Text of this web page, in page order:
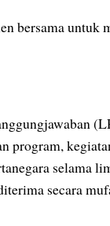
bersama untuk
program,
selama
secara